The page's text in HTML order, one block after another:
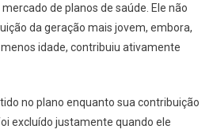
de planos de saúde. Ele não
da geração mais jovem, embora,
idade, contribuiu ativamente
no plano enquanto sua contribuição
excluído justamente quando ele